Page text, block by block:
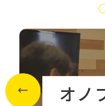
オノ